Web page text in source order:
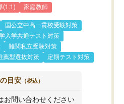
(1:1) 家庭教師
国公立中高一貫校受験対策
入学共通テスト対策
難関私立受験対策
薦型選抜対策
定期テスト対策
目安 （税込）
お問い合わせください